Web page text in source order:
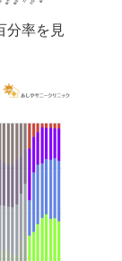
分率を見